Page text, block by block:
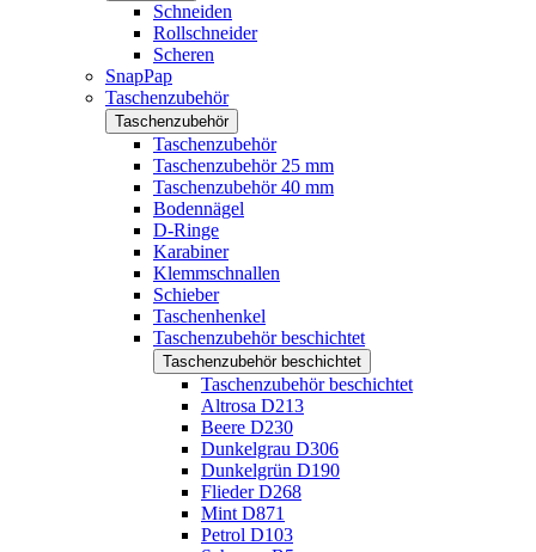
Schneiden
Rollschneider
Scheren
SnapPap
Taschenzubehör
Taschenzubehör
Taschenzubehör
Taschenzubehör 25 mm
Taschenzubehör 40 mm
Bodennägel
D-Ringe
Karabiner
Klemmschnallen
Schieber
Taschenhenkel
Taschenzubehör beschichtet
Taschenzubehör beschichtet
Taschenzubehör beschichtet
Altrosa D213
Beere D230
Dunkelgrau D306
Dunkelgrün D190
Flieder D268
Mint D871
Petrol D103